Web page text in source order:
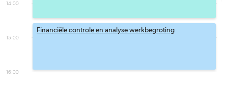
14:00
15:00
16:00
Financiële controle en analyse werkbegroting